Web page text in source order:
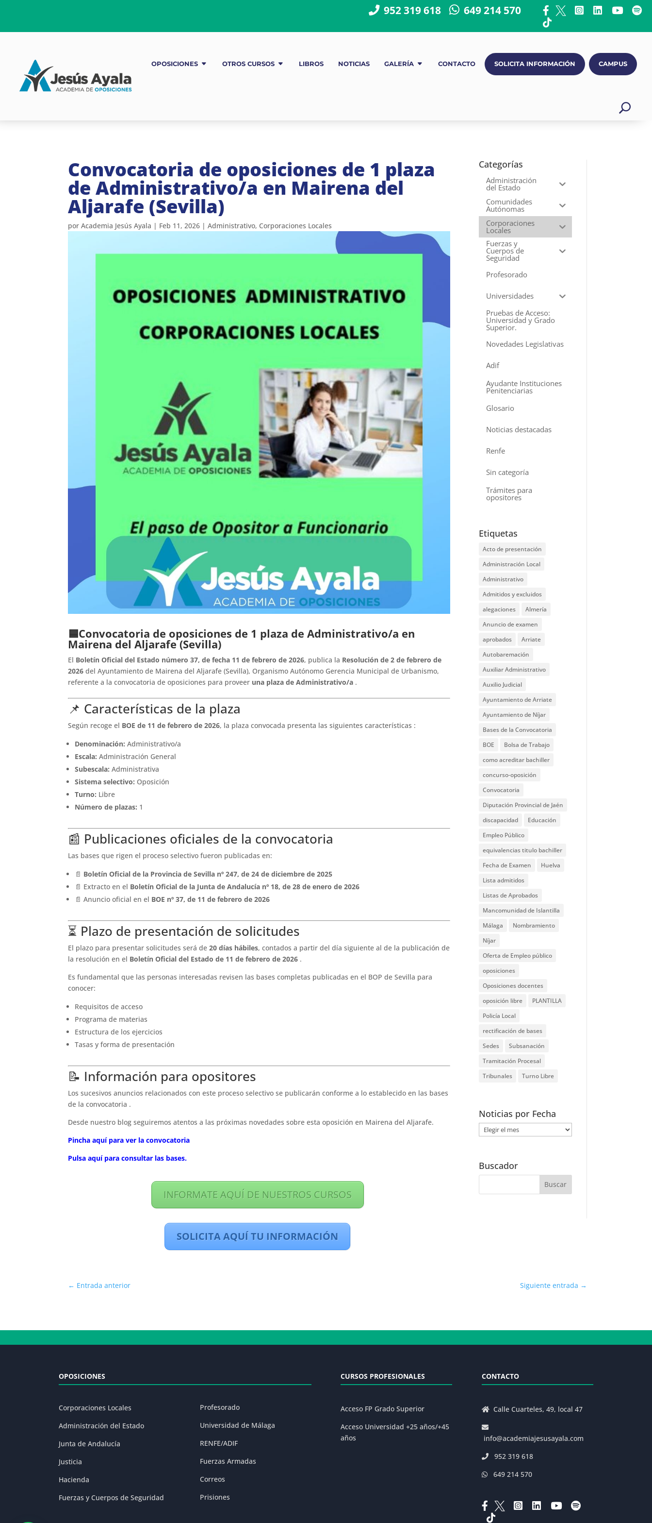
952 319 618 649 214 570
OPOSICIONES OTROS CURSOS LIBROS NOTICIAS GALERÍA CONTACTO SOLICITA INFORMACIÓN CAMPUS
Convocatoria de oposiciones de 1 plaza
de Administrativo/a en Mairena del
Aljarafe (Sevilla)
por Academia Jesús Ayala | Feb 11, 2026| Administrativo, Corporaciones Locales
🟦Convocatoria de oposiciones de 1 plaza de Administrativo/a en
Mairena del Aljarafe (Sevilla)
El Boletín Oficial del Estado número 37, de fecha 11 de febrero de 2026, publica la Resolución de 2 de febrero de
2026del Ayuntamiento de Mairena del Aljarafe (Sevilla), Organismo Autónomo Gerencia Municipal de Urbanismo,
referente a la convocatoria de oposiciones para proveer una plaza de Administrativo/a.
📌 Características de la plaza
Según recoge el BOE de 11 de febrero de 2026, la plaza convocada presenta las siguientes características :
Denominación: Administrativo/a
Escala: Administración General
Subescala: Administrativa
Sistema selectivo: Oposición
Turno: Libre
Número de plazas: 1
📰 Publicaciones oficiales de la convocatoria
Las bases que rigen el proceso selectivo fueron publicadas en:
📄 Boletín Oficial de la Provincia de Sevilla nº 247, de 24 de diciembre de 2025
📄 Extracto en el Boletín Oficial de la Junta de Andalucía nº 18, de 28 de enero de 2026
📄 Anuncio oficial en el BOE nº 37, de 11 de febrero de 2026
⏳ Plazo de presentación de solicitudes
El plazo para presentar solicitudes será de 20 días hábiles, contados a partir del día siguiente al de la publicación de
la resolución en el Boletín Oficial del Estado de 11 de febrero de 2026.
Es fundamental que las personas interesadas revisen las bases completas publicadas en el BOP de Sevilla para
conocer:
Requisitos de acceso
Programa de materias
Estructura de los ejercicios
Tasas y forma de presentación
📝 Información para opositores
Los sucesivos anuncios relacionados con este proceso selectivo se publicarán conforme a lo establecido en las bases
de la convocatoria .
Desde nuestro blog seguiremos atentos a las próximas novedades sobre esta oposición en Mairena del Aljarafe.
Pincha aquí para ver la convocatoria
Pulsa aquí para consultar las bases.
INFORMATE AQUÍ DE NUESTROS CURSOS
SOLICITA AQUÍ TU INFORMACIÓN
Categorías
Administración
del Estado
Comunidades
Autónomas
Corporaciones
Locales
Fuerzas y
Cuerpos de
Seguridad
Profesorado
Universidades
Pruebas de Acceso:
Universidad y Grado
Superior.
Novedades Legislativas
Adif
Ayudante Instituciones
Penitenciarias
Glosario
Noticias destacadas
Renfe
Sin categoría
Trámites para
opositores
Etiquetas
Acto de presentación
Administración Local
Administrativo
Admitidos y excluidos
alegaciones
Almería
Anuncio de examen
aprobados
Arriate
Autobaremación
Auxiliar Administrativo
Auxilio Judicial
Ayuntamiento de Arriate
Ayuntamiento de Níjar
Bases de la Convocatoria
BOE
Bolsa de Trabajo
como acreditar bachiller
concurso-oposición
Convocatoria
Diputación Provincial de Jaén
discapacidad
Educación
Empleo Público
equivalencias titulo bachiller
Fecha de Examen
Huelva
Lista admitidos
Listas de Aprobados
Mancomunidad de Islantilla
Málaga
Nombramiento
Níjar
Oferta de Empleo público
oposiciones
Oposiciones docentes
oposición libre
PLANTILLA
Policía Local
rectificación de bases
Sedes
Subsanación
Tramitación Procesal
Tribunales
Turno Libre
Noticias por Fecha
Noticias
por
Buscador
← Entrada anterior Siguiente entrada →
OPOSICIONES
Corporaciones Locales
Administración del Estado
Junta de Andalucía
Justicia
Hacienda
Fuerzas y Cuerpos de Seguridad
Profesorado
Universidad de Málaga
RENFE/ADIF
Fuerzas Armadas
Correos
Prisiones
CURSOS PROFESIONALES
Acceso FP Grado Superior
Acceso Universidad +25 años/+45
años
CONTACTO
Calle Cuarteles, 49, local 47
info@academiajesusayala.com
952 319 618
649 214 570